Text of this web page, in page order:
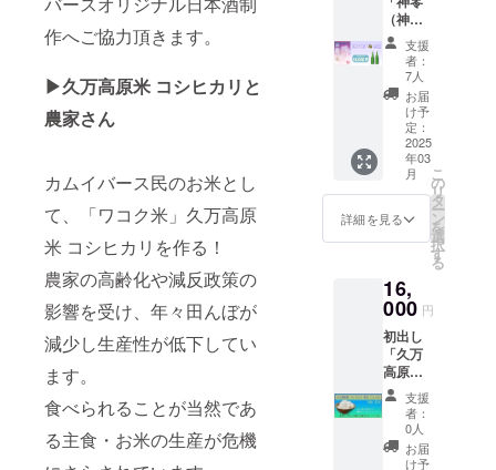
作へご協力頂きます。
▶︎久万高原米 コシヒカリと
農家さん
カムイバース民のお米とし
て、「ワコク米」久万高原
米 コシヒカリを作る！
農家の高齢化や減反政策の
影響を受け、年々田んぼが
減少し生産性が低下してい
ます。
食べられることが当然であ
る主食・お米の生産が危機
ル）デ
ザイン
をイ
メージ
し国
民が共
創し生
産した
一品
「原材
料及び
添加物
等の食
品表示
け商品
のラベ
ルに表
記され
ます。
商品開
封前に
は必ず
お届け
のリ
ターン
いた場
合、
NFT保
有特典
最上位
の特典
割引を
対象と
させて
頂きま
す
NFT自
体はそ
れぞれ
た枚数
配布い
たしま
す ※初
回生産
販売口
数完売
また
は、25
年度12
月31日
してリ
アル再
現 ※藤
原カム
イ制作
オリジ
ナルラ
ベル
（生酒
極）
限定100
の特別
イラス
限定の
シリア
ルNO入
り
※100本
1～10の
特別NO
を除く
ランダ
ムシリ
更に洗
礼した
味わい
に！ 限
定100本
の中の
１本！
オリジ
ナルブ
ランド
酒とし
てリア
ル再現
※藤原カ
ジナル
ラベル
（カム
イバー
スバー
ジョン
ラベ
ル）
限定100
本のみ
を創り
出した
オリジ
ナルブ
ランド
酒とし
てリア
ル再現
リター
ン詳細
購入の
証
NFT
保有特
間中保
有者
は、神
零リ
ピート
購入
10%割
引優待
（神こ
ぼし）
純米 生
通常ラ
ベル
720ml
を2本 ※
発送送
料と消
費税が
含まれ
ており
バース
に登場
するお
酒「神
零（神
こぼ
し）」
を 藤原
カムイ
先生が
監修
支援
者：
7人
お届
け予
定：
2025
年03
月
詳細を見る
こ
の
リ
タ
ー
ン
を
選
択
す
る
16,
000 円
初出し
「久万
高原
産 コ
シヒカ
リ 新米
カムイ
米 30Kg
支援
者：
0人
お届
け予